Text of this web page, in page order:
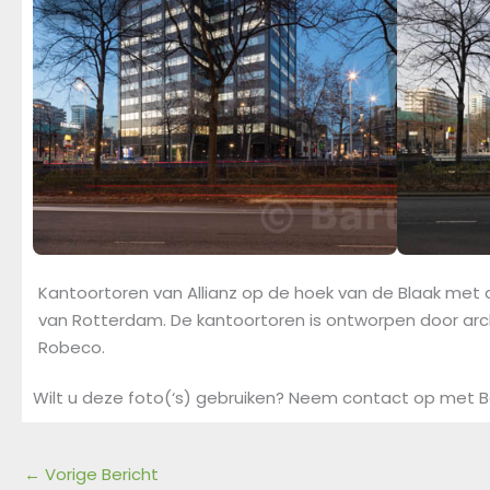
Kantoortoren van Allianz op de hoek van de Blaak
van Rotterdam. De kantoortoren is ontworpen door
Robeco.
Wilt u deze foto(‘s) gebruiken? Neem contact op met
← Vorige Bericht